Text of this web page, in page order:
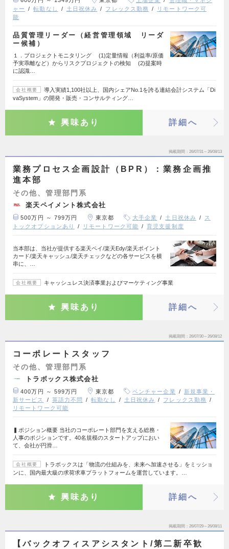
ャー
転勤なし 土日祝休み フレックス勤務
リモートワーク可
能
品質管理リーダー（経営管理領域 リーダ
ー候補）
１．プロジェクトモニタリング (1)定量情報（利益率/原価
予実乖離など）からリスクプロジェクトの検知 (2)提案時
に認識…
会社概要
導入実績1,100社以上、国内シェアNo.1を誇る連結会計システム「Di
vaSystem」の開発・販売・コンサルティング…
興味あり 詳細へ
掲載期間 26/07/31～26/08/13
業務プロセス企画設計（BPR）：業務企画推
進本部
その他、管理部門系
楽天ペイメント株式会社
500万円 ～ 799万円 東京都 大手企業 土日祝休み
ス
トックオプションあり
リモートワーク可能 育児支援制度
当本部は、当社が提供する楽天ペイ/楽天Edy/楽天ポイント
カード/楽天キャッシュ/楽天チェックなどの各サービスを横
串に、…
会社概要 キャッシュレス決済事業およびマーケティング事業
興味あり 詳細へ
掲載期間 26/07/30～26/08/12
コーポレートスタッフ
その他、管理部門系
トラボックス株式会社
400万円 ～ 599万円 東京都 ベンチャー企業
新規事業・
新サービス
英語力不問 転勤なし 土日祝休み
フレックス勤務
リモートワーク可能
▍ポジション概要 当社のコーポレート部門を支える総務・
人事のポジションです。40名規模のスタートアップにおい
て、会社が円滑…
会社概要
トラボックスは「物流の仕組みを、未来へ加速させる」をミッショ
ンに、国内最大級の求荷求車プラットフォームを運営しています。…
興味あり 詳細へ
掲載期間 26/07/29～26/08/11
【バックオフィスアシスタント/第二新卒歓